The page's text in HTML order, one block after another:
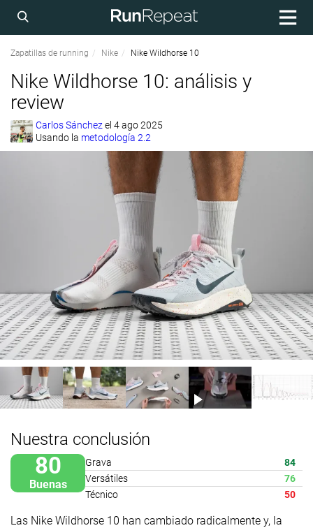
Zapatillas de running Nike Nike Wildhorse 10
Nike Wildhorse 10: análisis y
review
Carlos Sánchezel 4 ago 2025
Usando la metodología 2.2
Nuestra conclusión
80
Buenas
Grava
84
Versátiles
76
Técnico
50
Las Nike Wildhorse 10 han cambiado radicalmente y, la